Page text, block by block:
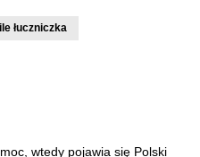
łuczniczka
wtedy pojawia się Polski